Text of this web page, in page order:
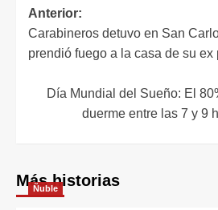
Anterior:
Carabineros detuvo en San
prendió fuego a la casa de su ex
Día Mundial del Sueño: El
duerme entre las 7 y 9
Más historias
Ñuble